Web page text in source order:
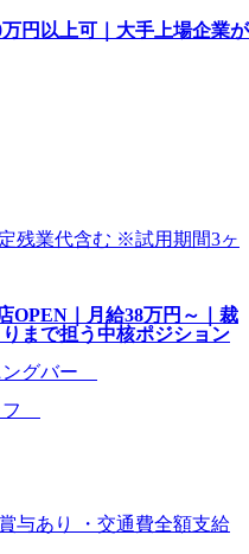
円以上可｜大手上場企業が
残業代含む ※試用期間3ヶ
OPEN｜月給38万円～｜裁
まで担う中核ポジション
ングバー
フ
与あり ・交通費全額支給